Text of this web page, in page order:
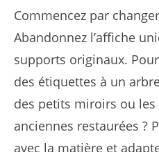
Commencez par
Abandonnez l’affiche
supports originaux.
des étiquettes à un
des petits miroirs ou
anciennes restaurées ?
avec la matière et